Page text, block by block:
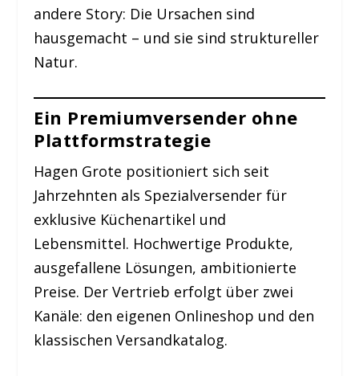
andere Story: Die Ursachen sind
hausgemacht – und sie sind struktureller
Natur.
Ein Premiumversender ohne
Plattformstrategie
Hagen Grote positioniert sich seit
Jahrzehnten als Spezialversender für
exklusive Küchenartikel und
Lebensmittel. Hochwertige Produkte,
ausgefallene Lösungen, ambitionierte
Preise. Der Vertrieb erfolgt über zwei
Kanäle: den eigenen Onlineshop und den
klassischen Versandkatalog.